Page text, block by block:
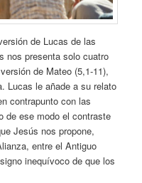
de Lucas de las
nos presenta solo cuatro
de Mateo (5,1-11),
Lucas le añade a su relato
contrapunto con las
de ese modo el contraste
Jesús nos propone,
entre el Antiguo
inequívoco de que los